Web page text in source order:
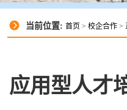
当前位置: 首页 > 校企合作 >
应用型人才